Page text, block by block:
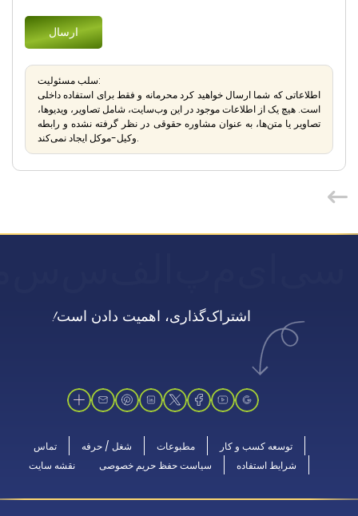
سلب مسئولیت:
اطلاعاتی که شما ارسال خواهید کرد محرمانه و فقط برای استفاده داخلی
است. هیچ یک از اطلاعات موجود در این وب‌سایت، شامل تصاویر، ویدیوها،
تصاویر یا متن‌ها، به عنوان مشاوره حقوقی در نظر گرفته نشده و رابطه
وکیل-موکل ایجاد نمی‌کند.
اشتراک‌گذاری، اهمیت دادن است!
توسعه کسب و کار مطبوعات شغل / حرفه
تماس
شرایط استفاده
سیاست حفظ حریم خصوصی نقشه سایت